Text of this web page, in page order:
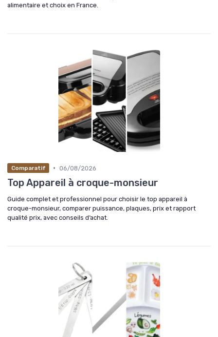
alimentaire et choix en France.
Comparatif • 06/08/2026
Top Appareil à croque-monsieur
Guide complet et professionnel pour choisir le top appareil à
croque-monsieur, comparer puissance, plaques, prix et rapport
qualité prix, avec conseils d’achat.